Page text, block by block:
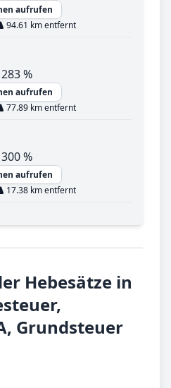
aufrufen
94.61 km entfernt
%
aufrufen
77.89 km entfernt
%
aufrufen
17.38 km entfernt
Hebesätze in
Grundsteuer